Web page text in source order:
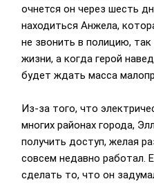
очнется он через шесть
находиться Анжела,
не звонить в полицию,
жизни, а когда герой
будет ждать масса
Из-за того, что
многих районах города,
получить доступ, желая
совсем недавно работал.
сделать то, что он